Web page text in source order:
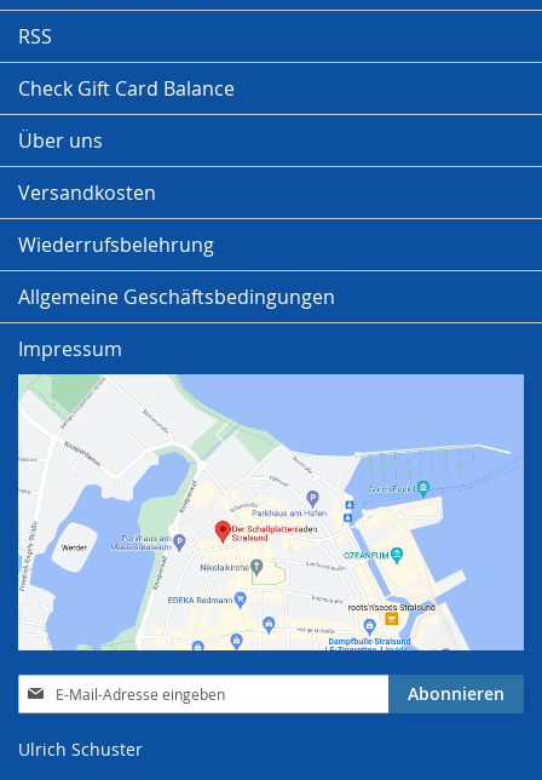
RSS
Check Gift Card Balance
Über uns
Versandkosten
Wiederrufsbelehrung
Allgemeine Geschäftsbedingungen
Impressum
Anmeldung
zum
Abonnieren
Ulrich Schuster